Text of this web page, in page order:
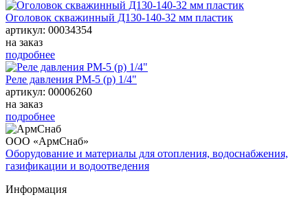
Оголовок скважинный Д130-140-32 мм пластик
артикул: 00034354
на заказ
подробнее
Реле давления РМ-5 (р) 1/4"
артикул: 00006260
на заказ
подробнее
ООО «АрмСнаб»
Оборудование и материалы для отопления, водоснабжения,
газификации и водоотведения
Информация